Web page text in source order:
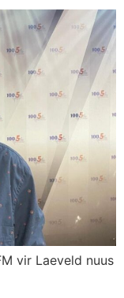
vir Laeveld nuus